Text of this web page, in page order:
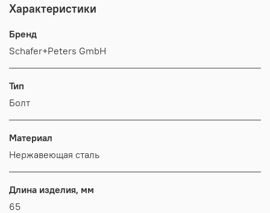
Характеристики
Бренд
Schafer+Peters GmbH
Тип
Болт
Материал
Нержавеющая сталь
Длина изделия, мм
65